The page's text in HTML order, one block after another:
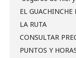
EL
LA RUTA
CONSULTAR
PUNTOS Y